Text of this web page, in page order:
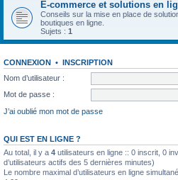
E-commerce et solutions en
Conseils sur la mise en place de
boutiques en ligne.
Sujets : 1
CONNEXION • INSCRIPTION
Nom d’utilisateur :
Mot de passe :
J’ai oublié mon mot de passe
QUI EST EN LIGNE ?
Au total, il y a 4 utilisateurs en ligne :: 0 inscrit, 0
d’utilisateurs actifs des 5 dernières minutes)
Le nombre maximal d’utilisateurs en ligne